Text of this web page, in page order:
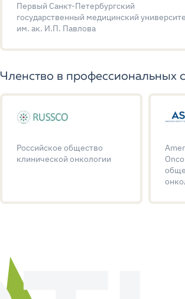
Первый Санкт-Петербургский
государственный медицинский
им. ак. И.П. Павлова
Членство в профессиональных
Российское общество
клинической онкологии